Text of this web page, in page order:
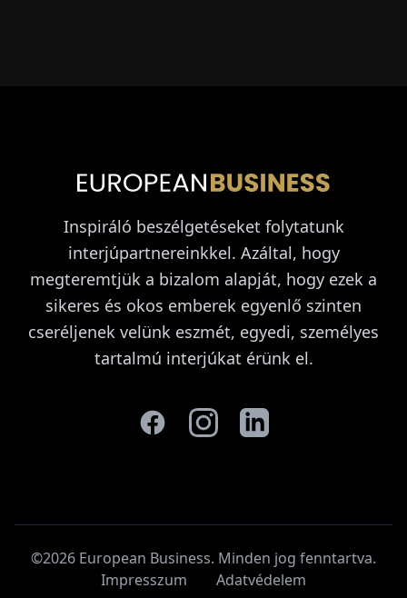
Inspiráló beszélgetéseket folytatunk
interjúpartnereinkkel. Azáltal, hogy
megteremtjük a bizalom alapját, hogy ezek a
sikeres és okos emberek egyenlő szinten
cseréljenek velünk eszmét, egyedi, személyes
tartalmú interjúkat érünk el.
©2026 European Business. Minden jog fenntartva.
Impresszum
Adatvédelem